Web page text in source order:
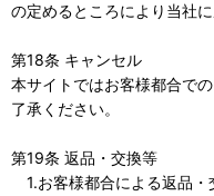
の定めるところにより当社に
第18条 キャンセル
本サイトではお客様都合で
了承ください。
第19条 返品・交換等
1.お客様都合による返品・